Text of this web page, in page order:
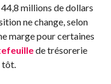
millions de dollars
ne change, selon
marge pour certaines
de trésorerie
tôt.